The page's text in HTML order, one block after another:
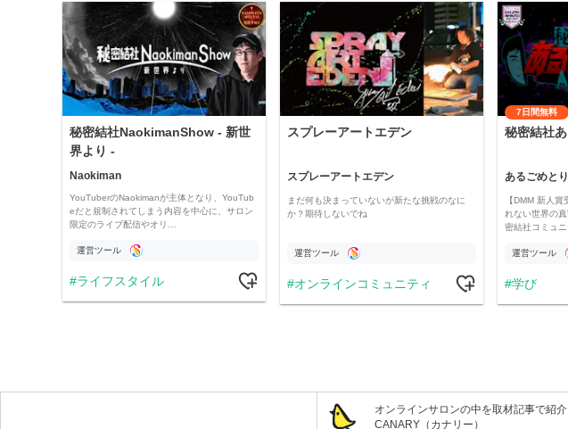
秘密結社NaokimanShow - 新世
界より -
Naokiman
YouTuberのNaokimanが主体となり、YouTub
eだと規制されてしまう内容を中心に、サロン
限定のライブ配信やオリ…
運営ツール
ライフスタイル
スプレーアートエデン
スプレーアートエデン
まだ何も決まっていないが新たな挑戦のなに
か？期待しないでね
運営ツール
オンラインコミュニティ
7日間無料
秘密結社
あるごめと
【DMM 新人
れない世界の
密結社コミュ
運営ツール
学び
オンラインサロンの中を取材記事で紹介
CANARY（カナリー）